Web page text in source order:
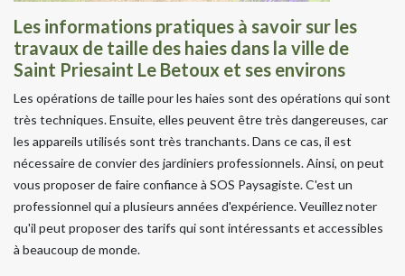
Les informations pratiques à savoir sur les
travaux de taille des haies dans la ville de
Saint Priesaint Le Betoux et ses environs
Les opérations de taille pour les haies sont des opérations qui sont
très techniques. Ensuite, elles peuvent être très dangereuses, car
les appareils utilisés sont très tranchants. Dans ce cas, il est
nécessaire de convier des jardiniers professionnels. Ainsi, on peut
vous proposer de faire confiance à SOS Paysagiste. C'est un
professionnel qui a plusieurs années d'expérience. Veuillez noter
qu'il peut proposer des tarifs qui sont intéressants et accessibles
à beaucoup de monde.